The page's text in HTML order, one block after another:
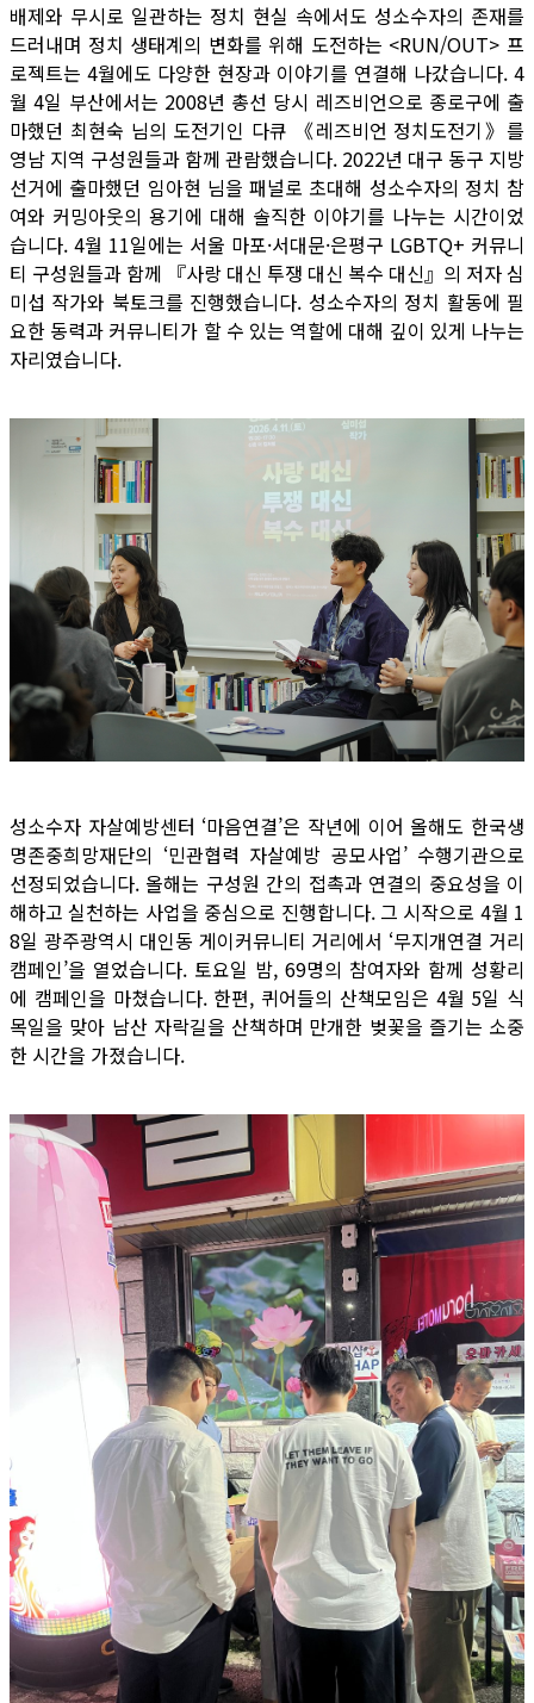
배제와 무시로 일관하는 정치 현실 속에서도 성소수자의 존재를
드러내며 정치 생태계의 변화를 위해 도전하는 <RUN/OUT> 프
로젝트는 4월에도 다양한 현장과 이야기를 연결해 나갔습니다. 4
월 4일 부산에서는 2008년 총선 당시 레즈비언으로 종로구에 출
마했던 최현숙 님의 도전기인 다큐 《레즈비언 정치도전기》를
영남 지역 구성원들과 함께 관람했습니다. 2022년 대구 동구 지방
선거에 출마했던 임아현 님을 패널로 초대해 성소수자의 정치 참
여와 커밍아웃의 용기에 대해 솔직한 이야기를 나누는 시간이었
습니다. 4월 11일에는 서울 마포·서대문·은평구 LGBTQ+ 커뮤니
티 구성원들과 함께 『사랑 대신 투쟁 대신 복수 대신』의 저자 심
미섭 작가와 북토크를 진행했습니다. 성소수자의 정치 활동에 필
요한 동력과 커뮤니티가 할 수 있는 역할에 대해 깊이 있게 나누는
자리였습니다.
성소수자 자살예방센터 ‘마음연결’은 작년에 이어 올해도 한국생
명존중희망재단의 ‘민관협력 자살예방 공모사업’ 수행기관으로
선정되었습니다. 올해는 구성원 간의 접촉과 연결의 중요성을 이
해하고 실천하는 사업을 중심으로 진행합니다. 그 시작으로 4월 1
8일 광주광역시 대인동 게이커뮤니티 거리에서 ‘무지개연결 거리
캠페인’을 열었습니다. 토요일 밤, 69명의 참여자와 함께 성황리
에 캠페인을 마쳤습니다. 한편, 퀴어들의 산책모임은 4월 5일 식
목일을 맞아 남산 자락길을 산책하며 만개한 벚꽃을 즐기는 소중
한 시간을 가졌습니다.